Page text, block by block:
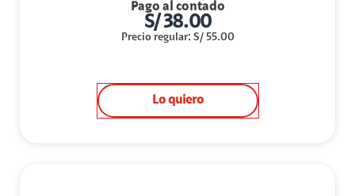
Pago al contado
S/38.00
Precio regular: S/ 55.00
Lo quiero